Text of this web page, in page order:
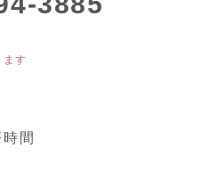
す
間